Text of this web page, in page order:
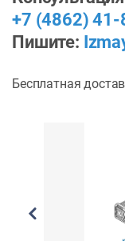
+7 (4862)
Пишите:
Бесплатная